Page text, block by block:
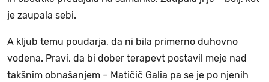
je zaupala sebi.
A kljub temu poudarja, da ni bila primerno duhovno
vodena. Pravi, da bi dober terapevt postavil meje nad
takšnim obnašanjem – Matičič Galia pa se je po njenih